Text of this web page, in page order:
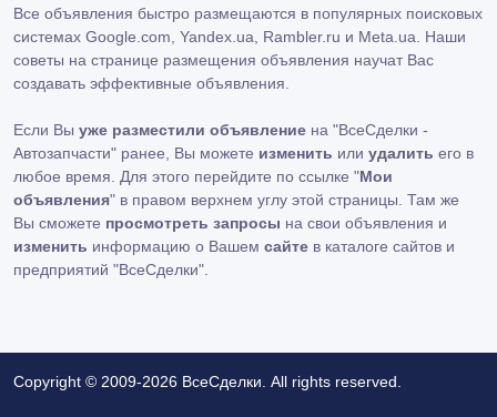
Все объявления быстро размещаются в популярных поисковых
системах Google.com, Yandex.ua, Rambler.ru и Meta.ua. Наши
советы на странице размещения объявления научат Вас
создавать эффективные объявления.
Если Вы уже разместили объявление на "ВсеСделки -
Автозапчасти" ранее, Вы можете изменить или удалить его в
любое время. Для этого перейдите по ссылке "Мои
объявления" в правом верхнем углу этой страницы. Там же
Вы сможете просмотреть запросы на свои объявления и
изменить информацию о Вашем сайте в каталоге сайтов и
предприятий "ВсеСделки".
Copyright © 2009-2026 ВсеСделки. All rights reserved.